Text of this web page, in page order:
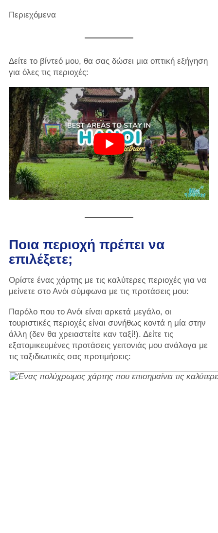
Περιεχόμενα
Δείτε το βίντεό μου, θα σας δώσει μια οπτική εξήγηση
για όλες τις περιοχές:
Ποια περιοχή πρέπει να
επιλέξετε;
Ορίστε ένας χάρτης με τις καλύτερες περιοχές για να
μείνετε στο Ανόι σύμφωνα με τις προτάσεις μου:
Παρόλο που το Ανόι είναι αρκετά μεγάλο, οι
τουριστικές περιοχές είναι συνήθως κοντά η μία στην
άλλη (δεν θα χρειαστείτε καν ταξί!). Δείτε τις
εξατομικευμένες προτάσεις γειτονιάς μου ανάλογα με
τις ταξιδιωτικές σας προτιμήσεις: